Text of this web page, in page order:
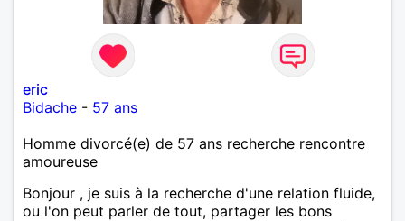
eric
Bidache - 57 ans
Homme divorcé(e) de 57 ans recherche rencontre
amoureuse
Bonjour , je suis à la recherche d'une relation fluide,
ou l'on peut parler de tout, partager les bons